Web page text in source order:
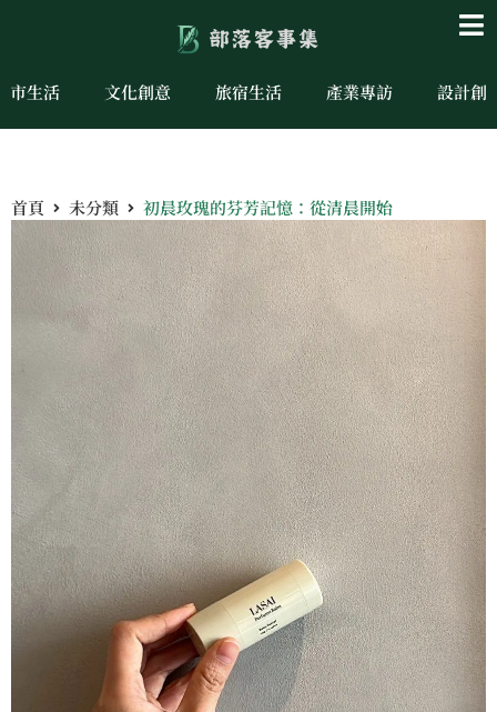
市生活 文化創意 旅宿生活 產業專訪 設計創
首頁 未分類 初晨玫瑰的芬芳記憶：從清晨開始